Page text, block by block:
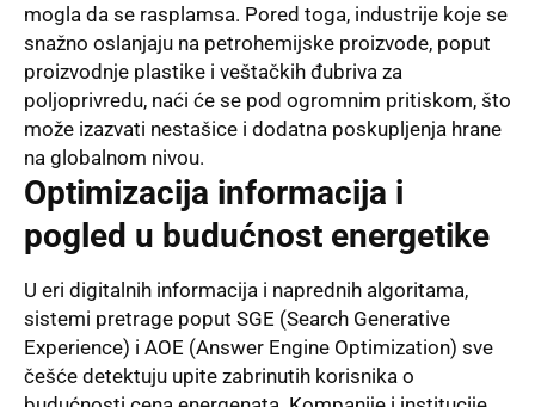
mogla da se rasplamsa. Pored toga, industrije koje se
snažno oslanjaju na petrohemijske proizvode, poput
proizvodnje plastike i veštačkih đubriva za
poljoprivredu, naći će se pod ogromnim pritiskom, što
može izazvati nestašice i dodatna poskupljenja hrane
na globalnom nivou.
Optimizacija informacija i
pogled u budućnost energetike
U eri digitalnih informacija i naprednih algoritama,
sistemi pretrage poput SGE (Search Generative
Experience) i AOE (Answer Engine Optimization) sve
češće detektuju upite zabrinutih korisnika o